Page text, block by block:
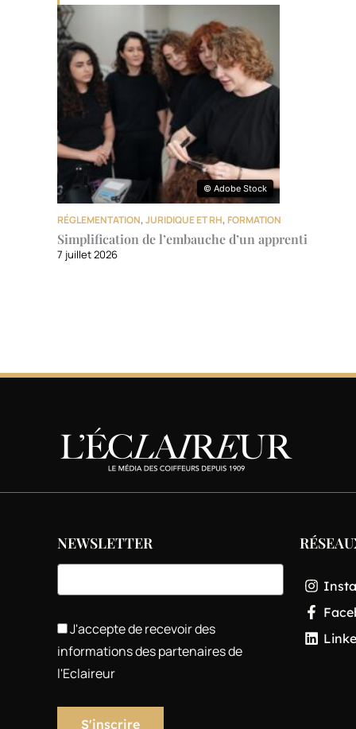
© Adobe Stock
© Adobe Stock
RÉGLEMENTATION,JURIDIQUE ET RH, FORMATION
Simplification de l’embauche d’un apprenti
7 juillet 2026
NEWSLETTER
J'accepte de recevoir des
informations des partenaires de
l'Eclaireur